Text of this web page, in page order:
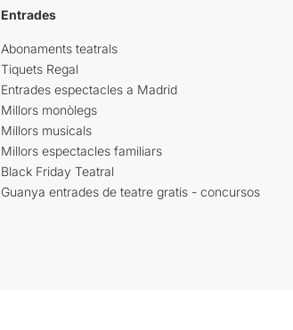
Entrades
Abonaments teatrals
Tiquets Regal
Entrades espectacles a Madrid
Millors monòlegs
Millors musicals
Millors espectacles familiars
Black Friday Teatral
Guanya entrades de teatre gratis - concursos